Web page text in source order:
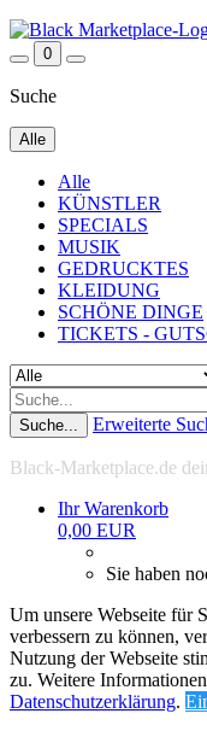
0
Suche
Alle
Alle
KÜNSTLER
SPECIALS
MUSIK
GEDRUCKTES
KLEIDUNG
SCHÖNE DINGE
TICKETS -
Suche... Erweiterte
Black-Marketplace.de
Ihr Warenkorb
0,00 EUR
Sie haben
Um unsere Webseite für
verbessern zu können,
Nutzung der Webseite
zu. Weitere
Datenschutzerklärung.